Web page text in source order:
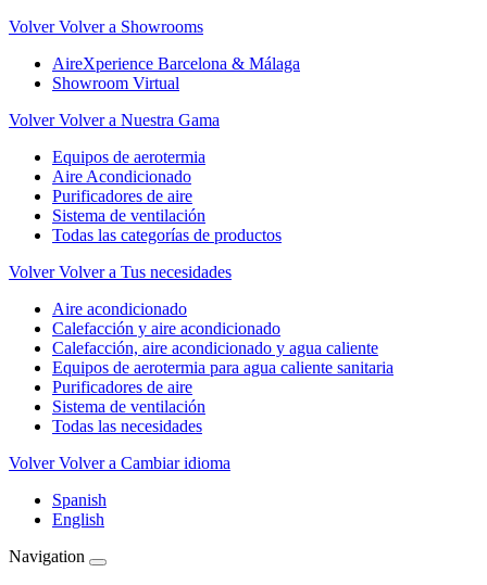
Volver Volver a Showrooms
AireXperience Barcelona & Málaga
Showroom Virtual
Volver Volver a Nuestra Gama
Equipos de aerotermia
Aire Acondicionado
Purificadores de aire
Sistema de ventilación
Todas las categorías de productos
Volver Volver a Tus necesidades
Aire acondicionado
Calefacción y aire acondicionado
Calefacción, aire acondicionado y agua caliente
Equipos de aerotermia para agua caliente sanitaria
Purificadores de aire
Sistema de ventilación
Todas las necesidades
Volver Volver a Cambiar idioma
Spanish
English
Navigation